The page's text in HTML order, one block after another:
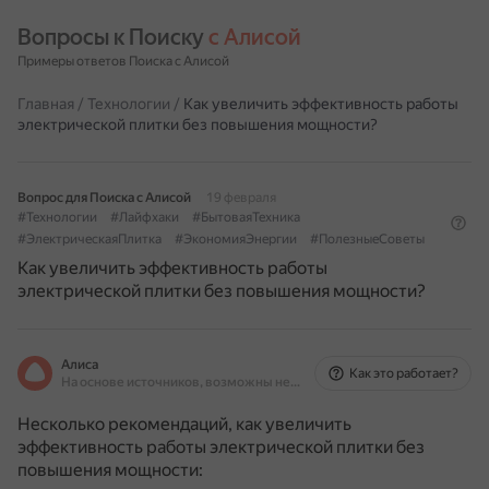
Вопросы к Поиску с Алисой
Примеры ответов Поиска с Алисой
Главная / Технологии / Как увеличить эффективность работы
электрической плитки без повышения мощности?
Вопрос для Поиска с Алисой
19 февраля
#Технологии
#Лайфхаки
#БытоваяТехника
#ЭлектрическаяПлитка
#ЭкономияЭнергии #ПолезныеСоветы
Как увеличить эффективность работы
электрической плитки без повышения мощности?
Алиса
На основе источников, возможны неточности
Как это работает?
Несколько рекомендаций, как увеличить
эффективность работы электрической плитки без
повышения мощности: